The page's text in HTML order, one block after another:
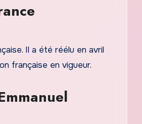
Il a été réélu en avril
française en vigueur.